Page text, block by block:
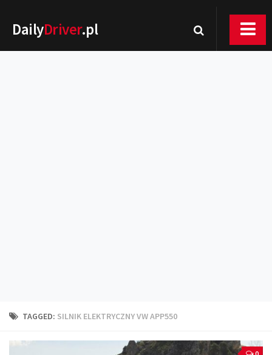
DailyDriver.pl
Technika jazdy
TAGGED: SILNIK ELEKTRYCZNY VW APP550